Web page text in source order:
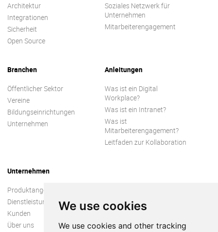
We use cookies
We use cookies and other tracking
Architektur
Integrationen
Sicherheit
Open Source
Soziales Netzwerk für
Unternehmen
Mitarbeiterengagement
Branchen
Öffentlicher Sektor
Vereine
Bildungseinrichtungen
Unternehmen
Anleitungen
Was ist ein Digital
Workplace?
Was ist ein Intranet?
Was ist
Mitarbeiterengagement?
Leitfaden zur Kollaboration
Unternehmen
Produktangebot
Dienstleistungen
Kunden
Über uns